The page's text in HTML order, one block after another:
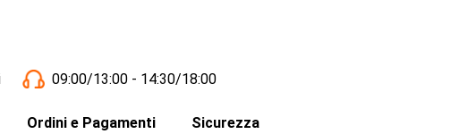
09:00/13:00 - 14:30/18:00
Ordini e Pagamenti
Sicurezza